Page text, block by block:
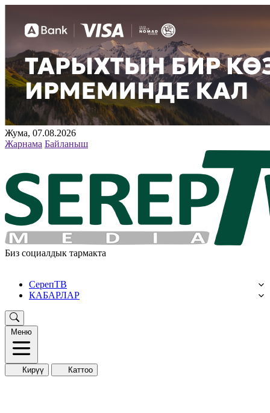
Жума, 07.08.2026
Жарнама Байланыш
Биз социалдык тармакта
СерепТВ
КАБАРЛАР
Меню
Кирүү Каттоо